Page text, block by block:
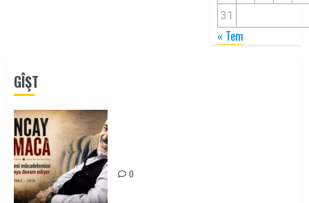
31
« Tem
GÎŞT
0